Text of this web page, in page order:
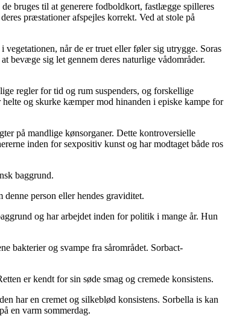
bruges til at generere fodboldkort, fastlægge spilleres
præstationer afspejles korrekt. Ved at stole på
når de er truet eller føler sig utrygge. Soras
bevæge sig let gennem deres naturlige vådområder.
regler for tid og rum suspenders, og forskellige
og skurke kæmper mod hinanden i episke kampe for
på mandlige kønsorganer. Dette kontroversielle
inden for sexpositiv kunst og har modtaget både ros
baggrund.
person eller hendes graviditet.
og har arbejdet inden for politik i mange år. Hun
bakterier og svampe fra sårområdet. Sorbact-
er kendt for sin søde smag og cremede konsistens.
har en cremet og silkeblød konsistens. Sorbella is kan
en varm sommerdag.